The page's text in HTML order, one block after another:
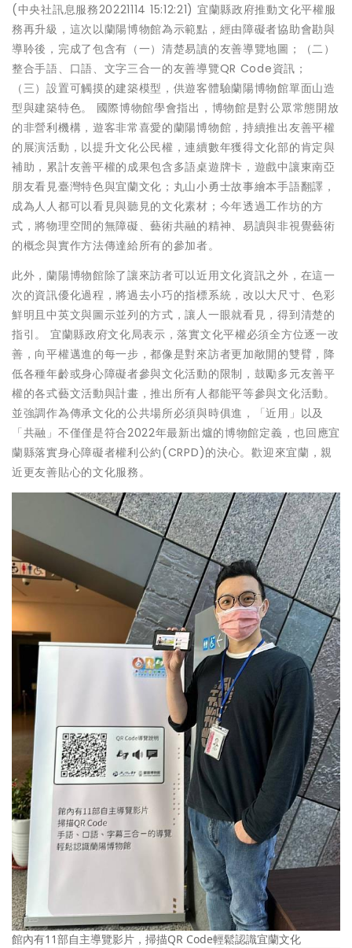
(中央社訊息服務20221114 15:12:21) 宜蘭縣政府推動文化平權服
務再升級，這次以蘭陽博物館為示範點，經由障礙者協助會勘與
導聆後，完成了包含有（一）清楚易讀的友善導覽地圖；（二）
整合手語、口語、文字三合一的友善導覽QR Code資訊；
（三）設置可觸摸的建築模型，供遊客體驗蘭陽博物館單面山造
型與建築特色。 國際博物館學會指出，博物館是對公眾常態開放
的非營利機構，遊客非常喜愛的蘭陽博物館，持續推出友善平權
的展演活動，以提升文化公民權，連續數年獲得文化部的肯定與
補助，累計友善平權的成果包含多語桌遊牌卡，遊戲中讓東南亞
朋友看見臺灣特色與宜蘭文化；丸山小勇士故事繪本手語翻譯，
成為人人都可以看見與聽見的文化素材；今年透過工作坊的方
式，將物理空間的無障礙、藝術共融的精神、易讀與非視覺藝術
的概念與實作方法傳達給所有的參加者。
此外，蘭陽博物館除了讓來訪者可以近用文化資訊之外，在這一
次的資訊優化過程，將過去小巧的指標系統，改以大尺寸、色彩
鮮明且中英文與圖示並列的方式，讓人一眼就看見，得到清楚的
指引。 宜蘭縣政府文化局表示，落實文化平權必須全方位逐一改
善，向平權邁進的每一步，都像是對來訪者更加敞開的雙臂，降
低各種年齡或身心障礙者參與文化活動的限制，鼓勵多元友善平
權的各式藝文活動與計畫，推出所有人都能平等參與文化活動。
並強調作為傳承文化的公共場所必須與時俱進，「近用」以及
「共融」不僅僅是符合2022年最新出爐的博物館定義，也回應宜
蘭縣落實身心障礙者權利公約(CRPD)的決心。歡迎來宜蘭，親
近更友善貼心的文化服務。
館內有11部自主導覽影片，掃描QR Code輕鬆認識宜蘭文化